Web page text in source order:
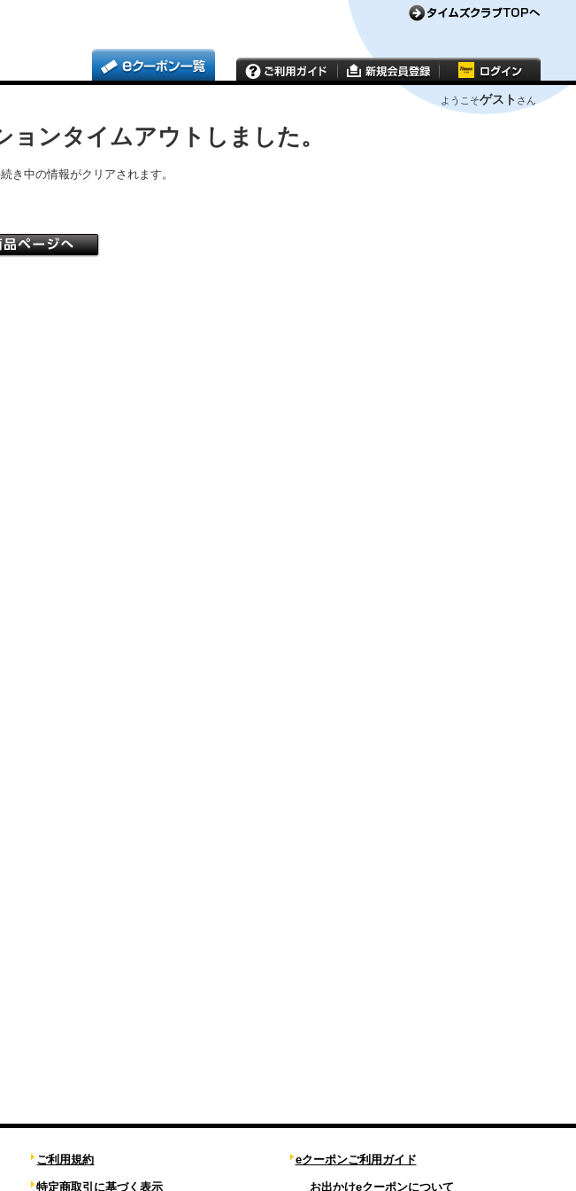
ようこそゲスト さん
ンタイムアウトしました。
き中の情報がクリアされます。
ご利用規約
特定商取引に基づく表示
eクーポンご利用ガイド
お出かけeクーポンについて